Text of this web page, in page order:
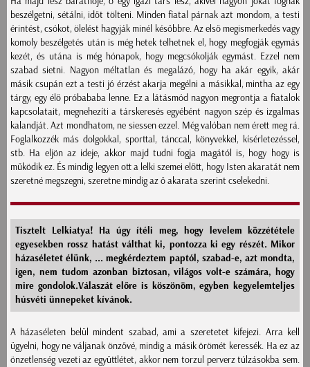
beszélgetni, sétálni, időt tölteni. Minden fiatal párnak azt mondom, a testi
érintést, csókot, ölelést hagyják minél későbbre. Az első megismerkedés vagy
komoly beszélgetés után is még hetek telhetnek el, hogy megfogják egymás
kezét, és utána is még hónapok, hogy megcsókolják egymást. Ezzel nem
szabad sietni. Nagyon méltatlan és megalázó, hogy ha akár egyik, akár
másik csupán ezt a testi jó érzést akarja megélni a másikkal, mintha az egy
tárgy, egy élő próbababa lenne. Ez a látásmód nagyon megrontja a fiatalok
kapcsolatait, megnehezíti a társkeresés egyébént nagyon szép és izgalmas
kalandját. Azt mondhatom, ne siessen ezzel. Még valóban nem érett meg rá.
Foglalkozzék más dolgokkal, sporttal, tánccal, könyvekkel, kísérletezéssel,
stb. Ha eljön az ideje, akkor majd tudni fogja magától is, hogy hogy is
működik ez. És mindig legyen ott a lelki szemei előtt, hogy Isten akaratát nem
szeretné megszegni, szeretne mindig az ő akarata szerint cselekedni.
Tisztelt Lelkiatya! Ha úgy ítéli meg, hogy levelem közzététele
egyesekben rossz hatást válthat ki, pontozza ki egy részét. Mikor
házaséletet élünk, ... megkérdeztem paptól, szabad-e, azt mondta,
igen, nem tudom azonban biztosan, világos volt-e számára, hogy
mire gondolok.Válaszát előre is köszönöm, egyben kegyelemteljes
húsvéti ünnepeket kívánok.
A házaséleten belül mindent szabad, ami a szeretetet kifejezi. Arra kell
ügyelni, hogy ne váljanak önzővé, mindig a másik örömét keressék. Ha ez az
önzetlenség vezeti az együttlétet, akkor nem torzul perverz túlzásokba sem.